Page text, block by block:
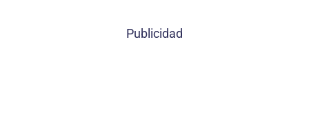
Publicidad